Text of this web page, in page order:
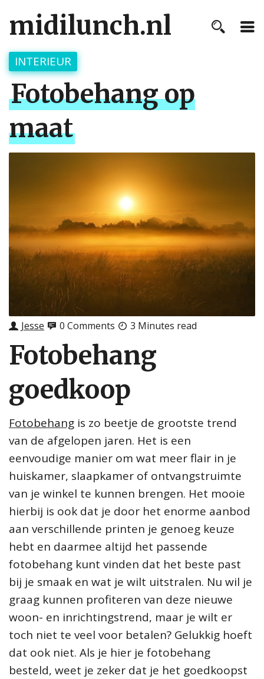
midilunch.nl
INTERIEUR
Fotobehang op
maat
Jesse 0 Comments 3 Minutes read
Fotobehang
goedkoop
Fotobehang is zo beetje de grootste trend
van de afgelopen jaren. Het is een
eenvoudige manier om wat meer flair in je
huiskamer, slaapkamer of ontvangstruimte
van je winkel te kunnen brengen. Het mooie
hierbij is ook dat je door het enorme aanbod
aan verschillende printen je genoeg keuze
hebt en daarmee altijd het passende
fotobehang kunt vinden dat het beste past
bij je smaak en wat je wilt uitstralen. Nu wil je
graag kunnen profiteren van deze nieuwe
woon- en inrichtingstrend, maar je wilt er
toch niet te veel voor betalen? Gelukkig hoeft
dat ook niet. Als je hier je fotobehang
besteld, weet je zeker dat je het goedkoopst